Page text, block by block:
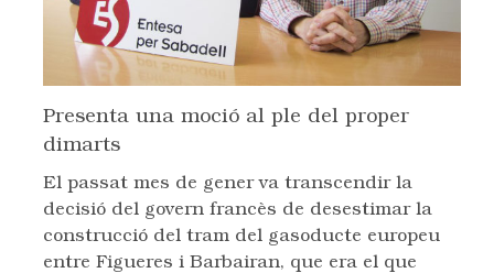
Presenta una moció al ple del proper
dimarts
El passat mes de gener va transcendir la
decisió del govern francès de desestimar la
construcció del tram del gasoducte europeu
entre Figueres i Barbairan, que era el que